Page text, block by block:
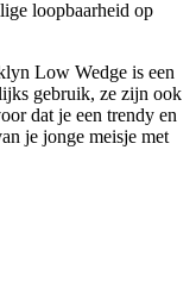
loopbaarheid op
Low Wedge is een
gebruik, ze zijn ook
dat je een trendy en
je jonge meisje met